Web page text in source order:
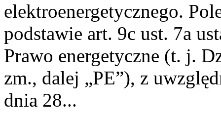
elektroenergetycznego.
podstawie art. 9c ust. 7a
Prawo energetyczne (t. j.
zm., dalej „PE”), z
dnia 28...